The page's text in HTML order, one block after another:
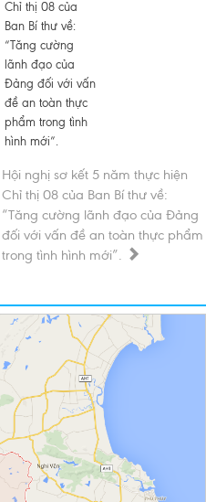
Chỉ thị 08 của
Ban Bí thư về:
“Tăng cường
lãnh đạo của
Đảng đối với vấn
đề an toàn thực
phẩm trong tình
hình mới”.
Hội nghị sơ kết 5 năm thực hiện
Chỉ thị 08 của Ban Bí thư về:
“Tăng cường lãnh đạo của Đảng
đối với vấn đề an toàn thực phẩm
trong tình hình mới”.